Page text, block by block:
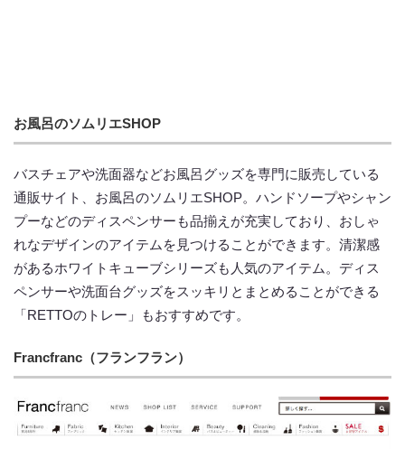
お風呂のソムリエSHOP
バスチェアや洗面器などお風呂グッズを専門に販売している
通販サイト、お風呂のソムリエSHOP。ハンドソープやシャン
プーなどのディスペンサーも品揃えが充実しており、おしゃ
れなデザインのアイテムを見つけることができます。清潔感
があるホワイトキューブシリーズも人気のアイテム。ディス
ペンサーや洗面台グッズをスッキリとまとめることができる
「RETTOのトレー」もおすすめです。
Francfranc（フランフラン）